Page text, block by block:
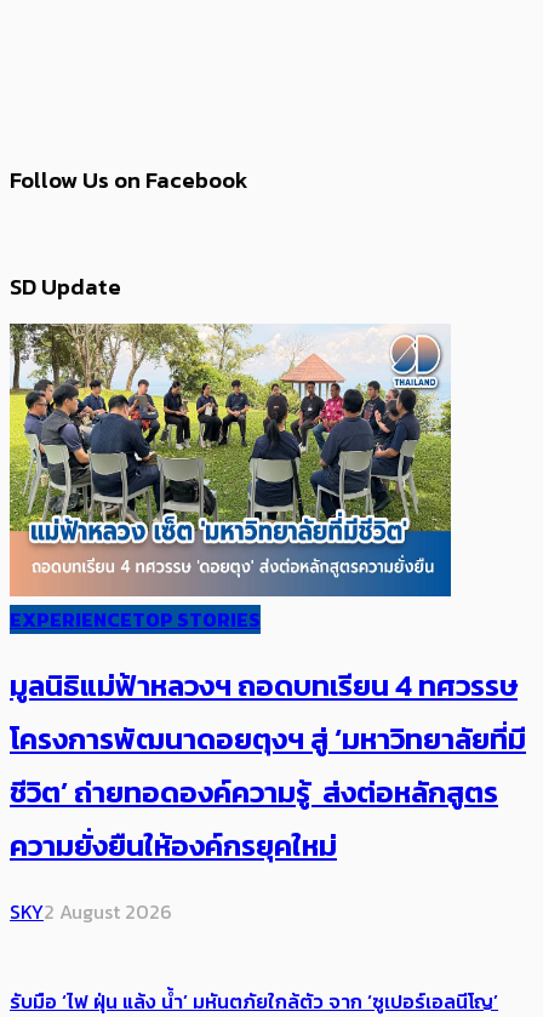
Follow Us on Facebook
SD Update
EXPERIENCETOP STORIES
มูลนิธิแม่ฟ้าหลวงฯ ถอดบทเรียน 4 ทศวรรษ
โครงการพัฒนาดอยตุงฯ สู่ ‘มหาวิทยาลัยที่มี
ชีวิต’ ถ่ายทอดองค์ความรู้ ส่งต่อหลักสูตร
ความยั่งยืนให้องค์กรยุคใหม่
SKY2 August 2026
รับมือ ‘ไฟ ฝุ่น แล้ง น้ำ’ มหันตภัยใกล้ตัว จาก ‘ซูเปอร์เอลนีโญ’